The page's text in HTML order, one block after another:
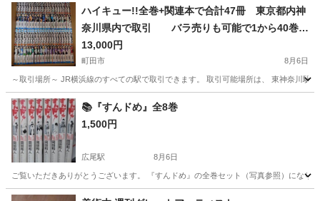
東京 渋谷区 恵比寿駅 その他 VHS
ハイキュー!!全巻+関連本で合計47冊 東京都内神
奈川県内で取引 バラ売りも可能で1から40巻だ
け買いたいなどの場合、すこし値引きします
取引現場で、不要なマンガ全巻くださる場合は、
ハイキュー！！の値段を少し値引きできる場合も
あります。
13,000円
町田市 8月6日
～取引場所～ JR横浜線のすべての駅で取引できます。 取引可能場所は、
東京 町田市 マンガ、コミック、アニメ
📚『すんドめ』全8巻
1,500円
広尾駅 8月6日
ご覧いただきありがとうございます。 『すんドめ』の全巻セット（写真参照）にな
東京 港区 広尾駅 マンガ、コミック、アニメ